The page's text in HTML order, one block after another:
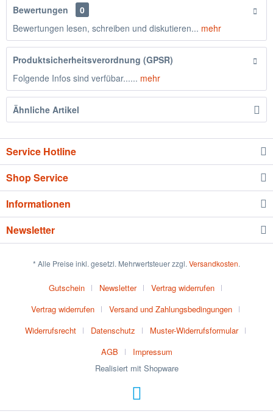
Bewertungen
0
Bewertungen lesen, schreiben und diskutieren... mehr
Produktsicherheitsverordnung (GPSR)
Folgende Infos sind verfübar...... mehr
Ähnliche Artikel
Service Hotline
Shop Service
Informationen
Newsletter
* Alle Preise inkl. gesetzl. Mehrwertsteuer zzgl. Versandkosten.
Gutschein Newsletter
Vertrag widerrufen
Vertrag widerrufen
Versand und Zahlungsbedingungen
Widerrufsrecht
Datenschutz
Muster-Widerrufsformular
AGB
Impressum
Realisiert mit Shopware